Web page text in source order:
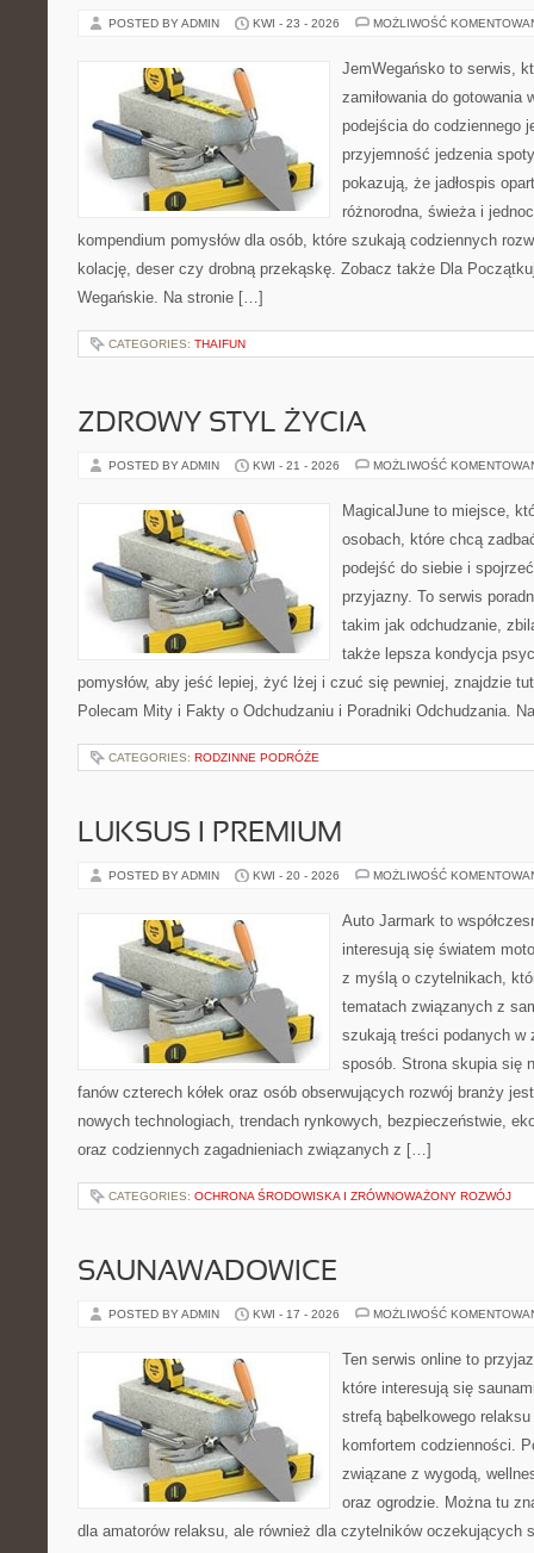
POSTED BY ADMIN KWI - 23 - 2026 MOŻLIWOŚĆ
JemWegańsko to serwis,
zamiłowania do gotowania
podejścia do codziennego
przyjemność jedzenia
pokazują, że jadłospis
różnorodna, świeża i
kompendium pomysłów dla osób, które szukają codziennych
kolację, deser czy drobną przekąskę. Zobacz także Dla
Wegańskie. Na stronie […]
CATEGORIES: THAIFUN
ZDROWY STYL ŻYCIA
POSTED BY ADMIN KWI - 21 - 2026 MOŻLIWOŚĆ
MagicalJune to miejsce,
osobach, które chcą
podejść do siebie i
przyjazny. To serwis
takim jak odchudzanie,
także lepsza kondycja
pomysłów, aby jeść lepiej, żyć lżej i czuć się pewniej, znajdzie
Polecam Mity i Fakty o Odchudzaniu i Poradniki Odchudzania.
CATEGORIES: RODZINNE PODRÓŻE
LUKSUS I PREMIUM
POSTED BY ADMIN KWI - 20 - 2026 MOŻLIWOŚĆ
Auto Jarmark to
interesują się światem
z myślą o czytelnikach,
tematach związanych z
szukają treści podanych w
sposób. Strona skupia się
fanów czterech kółek oraz osób obserwujących rozwój branży
nowych technologiach, trendach rynkowych, bezpieczeństwie,
oraz codziennych zagadnieniach związanych z […]
CATEGORIES: OCHRONA ŚRODOWISKA I ZRÓWNOWAŻONY ROZWÓJ
SAUNAWADOWICE
POSTED BY ADMIN KWI - 17 - 2026 MOŻLIWOŚĆ
Ten serwis online to
które interesują się
strefą bąbelkowego
komfortem codzienności.
związane z wygodą,
oraz ogrodzie. Można tu
dla amatorów relaksu, ale również dla czytelników oczekujących